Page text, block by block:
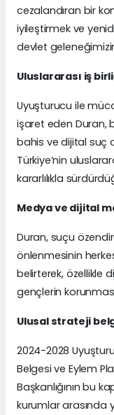
cezalandıran bir
iyileştirmek ve
devlet
Uluslararası iş
Uyuşturucu ile
işaret eden Duran,
bahis ve dijital suç
Türkiye’nin
kararlılıkla
Medya ve dijital
Duran, suçu
önlenmesinin
belirterek, özellikle
gençlerin
Ulusal strateji
2024-2028
Belgesi ve Eylem
Başkanlığının bu
kurumlar arasında